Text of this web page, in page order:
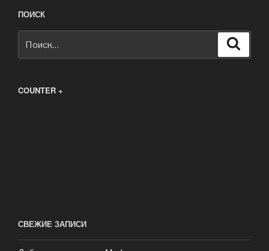
ПОИСК
COUNTER +
СВЕЖИЕ ЗАПИСИ